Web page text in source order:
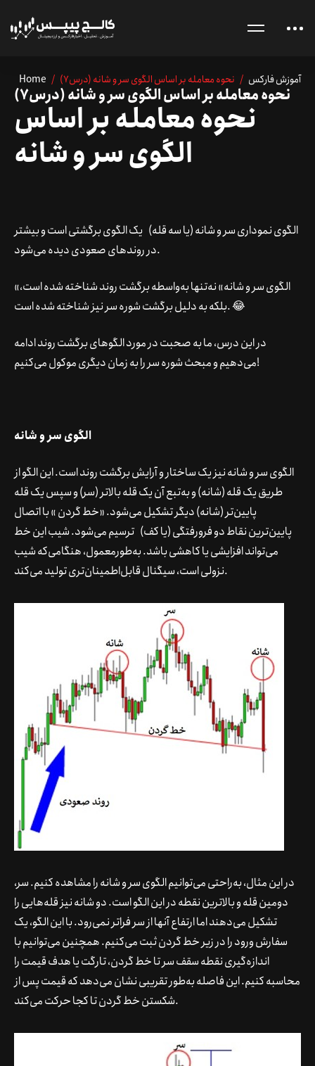
Home / آموزش فارکس / نحوه معامله بر اساس الگوی سر و شانه (درس7)
نحوه معامله بر اساس الگوی سر و شانه (درس7)
نحوه معامله بر اساس
الگوی سر و شانه
الگوی نموداری سر و شانه (یا سه قله) یک الگوی برگشتی است و بیشتر
در روندهای صعودی دیده می‌شود.
«الگوی سر و شانه» نه‌تنها به‌واسطه برگشت روند شناخته شده است،
بلکه به دلیل برگشت شوره سر نیز شناخته شده است. 😂
در این درس، ما به صحبت در مورد الگوهای برگشت روند ادامه
می‌دهیم و مبحث شوره سر را به زمان دیگری موکول می‌کنیم!
الگوی سر و شانه
الگوی سر و شانه نیز یک ساختار و آرایش برگشت روند است. این الگو از
طریق یک قله (شانه) و به‌تبع آن یک قله بالاتر (سر) و سپس یک قله
پایین‌تر (شانه) دیگر تشکیل می‌شود. «خط گردن » با اتصال
پایین‌ترین نقاط دو فرورفتگی (یا کف) ترسیم می‌شود. شیب این خط
می‌تواند افزایشی یا کاهشی باشد. به‌طورمعمول، هنگامی‌که شیب
نزولی است، سیگنال قابل‌اطمینان‌تری تولید می‌کند.
در این مثال، به‌راحتی می‌توانیم الگوی سر و شانه را مشاهده کنیم. سر،
دومین قله و بالاترین نقطه در این الگو است. دو شانه نیز قله‌هایی را
تشکیل می‌دهند اما ارتفاع آنها از سر فراتر نمی‌رود. با این الگو، یک
سفارش ورود را در زیر خط گردن ثبت می‌کنیم. همچنین می‌توانیم با
اندازه‌گیری نقطه سقف سر تا خط گردن، تارگت یا هدف قیمت را
محاسبه کنیم. این فاصله به‌طور تقریبی نشان می‌دهد که قیمت پس از
شکستن خط گردن تا کجا حرکت می‌کند.